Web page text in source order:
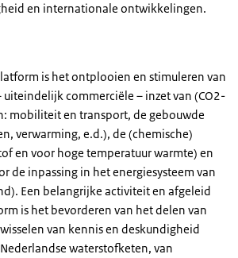
en internationale ontwikkelingen.
is het ontplooien en stimuleren van
commerciële – inzet van (CO2-
mobiliteit en transport, de gebouwde
verwarming, e.d.), de (chemische)
en voor hoge temperatuur warmte) en
de inpassing in het energiesysteem van
Een belangrijke activiteit en afgeleid
is het bevorderen van het delen van
van kennis en deskundigheid
waterstofketen, van